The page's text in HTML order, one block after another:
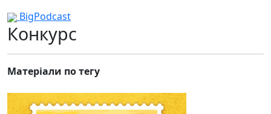
BigPodcast
Конкурс
Матеріали по тегу